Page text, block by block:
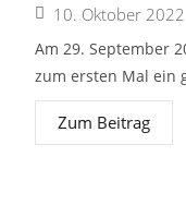
10. Oktober 2022
Am 29. September
zum ersten Mal ein
Zum Beitrag